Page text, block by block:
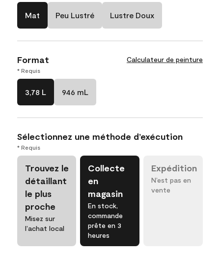
Mat Peu Lustré Lustre Doux
Format Calculateur de peinture
* Requis
3,78 L 946 mL
Sélectionnez une méthode d’exécution
* Requis
Trouvez le
détaillant
le plus
proche
Misez sur
l’achat local
Collecte
en
magasin
En stock,
commande
prête en 3
heures
Expédition
N’est pas en
vente